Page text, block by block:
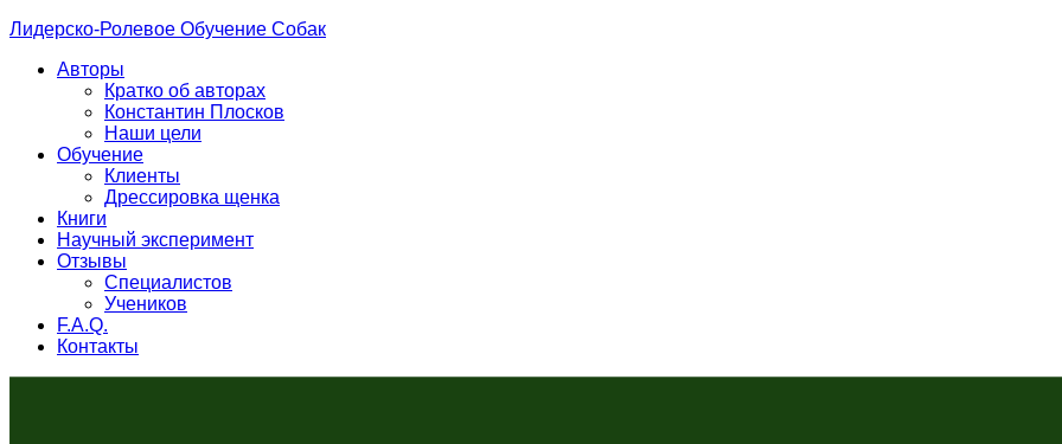
Лидерско-Ролевое Обучение Собак
Авторы
Кратко об авторах
Константин Плосков
Наши цели
Обучение
Клиенты
Дрессировка щенка
Книги
Научный эксперимент
Отзывы
Специалистов
Учеников
F.A.Q.
Контакты